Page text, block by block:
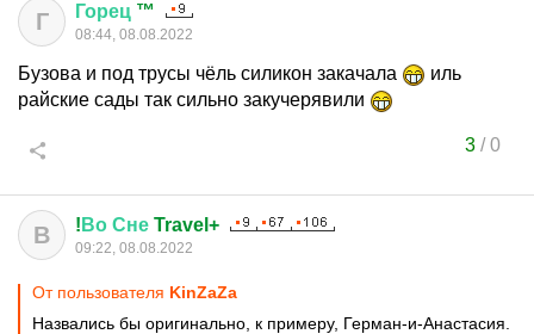
Г Горец ™
08:44, 08.08.2022
Бузова и под трусы чёль силикон закачала
иль
райские сады так сильно закучерявили
3/0
В ! Во Сне Travel+
09:22, 08.08.2022
От пользователя KinZaZa
Назвались бы оригинально, к примеру, Герман-и-Анастасия.